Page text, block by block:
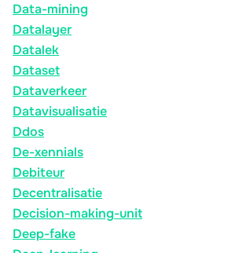
Data-mining
Datalayer
Datalek
Dataset
Dataverkeer
Datavisualisatie
Ddos
De-xennials
Debiteur
Decentralisatie
Decision-making-unit
Deep-fake